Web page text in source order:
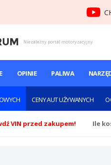
Niezależny portal motoryzacyjny
CENY AUT UŻYWANYCH
OPINIE PALIWA
VIN przed zakupem! Ile